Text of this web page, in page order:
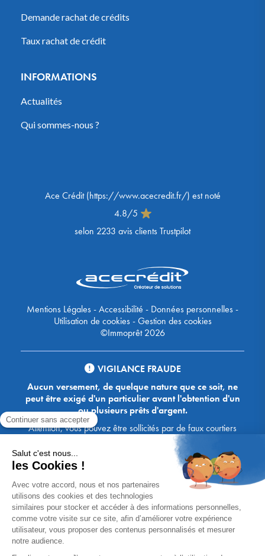
Demande rachat de crédits
Taux rachat de crédit
INFORMATIONS
Actualités
Qui sommes-nous ?
Ace Crédit(https://www.acecredit.fr/) est noté
4.8/5
selon 2233 avis clients Trustpilot
Mentions Légales-Accessibilité - Données personnelles-
Utilisation de cookies-Gestion des cookies
©Immoprêt 2026
VIGILANCE FRAUDE
Aucun versement, de quelque nature que ce soit, ne
peut être exigé d'un particulier avant l'obtention d'un
ou plusieurs prêts d'argent.
Attention, vous pouvez être sollicités par de faux courtiers
Ace Crédit / Immoprêt, qui vous proposent de bénéficier de
crédits, en vous demandant de transmettre des documents,
des fonds, des coordonnées bancaires, etc. Soyez vigilants :
Immoprêt ne demande jamais à ses clients de virer sur ses
comptes des sommes prêtées par les banques, à l'exception
des honoraires des agences. Les courtiers Ace Crédit /
Immoprêt vous écrivent toujours d'une adresse mail
xxxx@acecredit.fr ou xxxx@immopret.fr.
* Taux fixe national hors assurance, pouvant varier selon votre région et
dossier. Exemple représentatif pour un montant emprunté de 200 000 €.